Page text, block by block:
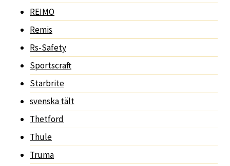
REIMO
Remis
Rs-Safety
Sportscraft
Starbrite
svenska tält
Thetford
Thule
Truma